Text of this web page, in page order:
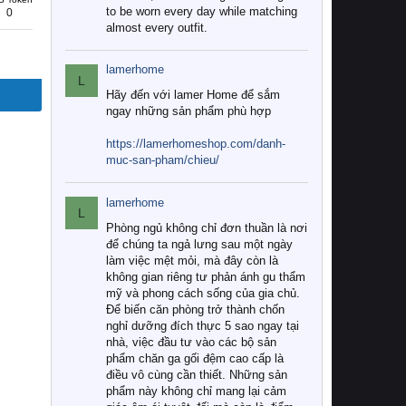
0
to be worn every day while matching
almost every outfit.
L
lamerhome
Hãy đến với lamer Home để sắm
ngay những sản phẩm phù hợp
https://lamerhomeshop.com/danh-
muc-san-pham/chieu/
L
lamerhome
Phòng ngủ không chỉ đơn thuần là nơi
để chúng ta ngả lưng sau một ngày
làm việc mệt mỏi, mà đây còn là
không gian riêng tư phản ánh gu thẩm
mỹ và phong cách sống của gia chủ.
Để biến căn phòng trở thành chốn
nghỉ dưỡng đích thực 5 sao ngay tại
nhà, việc đầu tư vào các bộ sản
phẩm chăn ga gối đệm cao cấp là
điều vô cùng cần thiết. Những sản
phẩm này không chỉ mang lại cảm